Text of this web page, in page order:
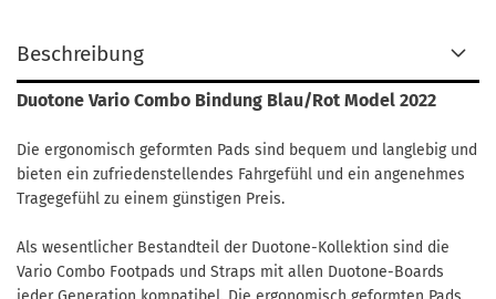
Beschreibung
Duotone Vario Combo Bindung Blau/Rot Model 2022
Die ergonomisch geformten Pads sind bequem und langlebig und
bieten ein zufriedenstellendes Fahrgefühl und ein angenehmes
Tragegefühl zu einem günstigen Preis.
Als wesentlicher Bestandteil der Duotone-Kollektion sind die
Vario Combo Footpads und Straps mit allen Duotone-Boards